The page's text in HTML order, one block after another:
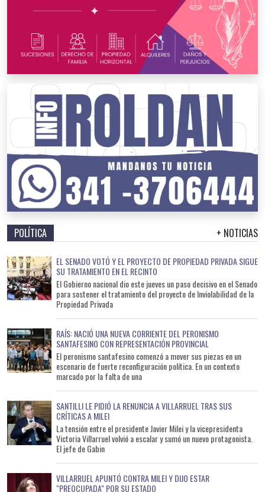
POLÍTICA + NOTICIAS
EL SENADO VOTÓ Y EL PROYECTO DE PROPIEDAD PRIVADA SIGUE
SU TRATAMIENTO EN EL RECINTO
El Gobierno nacional dio este jueves un paso decisivo en el Senado
para sostener el tratamiento del proyecto de Inviolabilidad de la
Propiedad Privada
RAÍS: NACIÓ UNA NUEVA CORRIENTE DEL PERONISMO
SANTAFESINO CON REPRESENTACIÓN PROVINCIAL
El peronismo santafesino comenzó a mover sus piezas en un
escenario de fuerte reconfiguración política. En un contexto
marcado por la falta de una
SANTILLI LE PIDIÓ LA RENUNCIA A VILLARRUEL TRAS SUS
CRÍTICAS A MILEI
La tensión entre el presidente Javier Milei y la vicepresidenta
Victoria Villarruel volvió a escalar y sumó un nuevo protagonista.
El jefe de Gabin
VILLARRUEL APUNTÓ CONTRA MILEI Y DIJO ESTAR
"PREOCUPADA" POR SU ESTADO